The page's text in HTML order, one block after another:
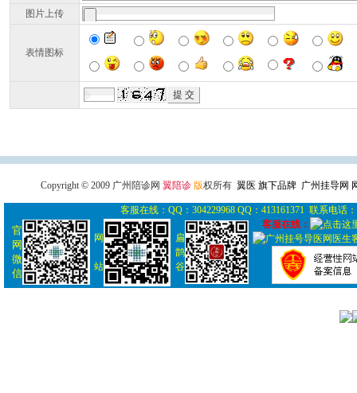
图片上传
表情图标
Copyright © 2009 广州陪诊网 翼陪诊 版权所有 翼医 旗下品牌 广州挂导网
客服在线：QQ：304229968 QQ：413161371 联系电话
官
网
微
信
网
站
扁
鹊
谷
客服在线：